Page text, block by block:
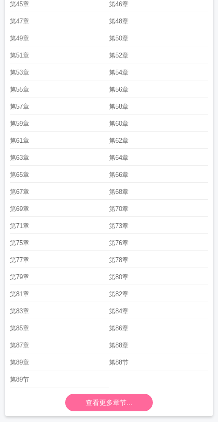
第45章 第46章
第47章 第48章
第49章 第50章
第51章 第52章
第53章 第54章
第55章 第56章
第57章 第58章
第59章 第60章
第61章 第62章
第63章 第64章
第65章 第66章
第67章 第68章
第69章 第70章
第71章 第73章
第75章 第76章
第77章 第78章
第79章 第80章
第81章 第82章
第83章 第84章
第85章 第86章
第87章 第88章
第89章 第88节
第89节
查看更多章节...